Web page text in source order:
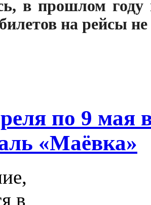
в прошлом году
на рейсы
по 9 мая
«Маёвка»